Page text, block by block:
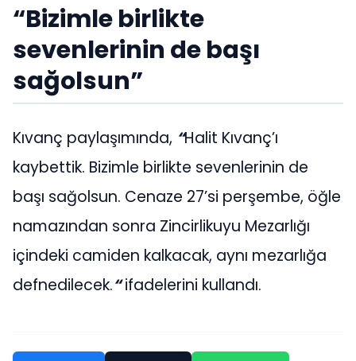
“Bizimle birlikte
sevenlerinin de başı
sağolsun”
Kıvanç paylaşımında, “Halit Kıvanç’ı
kaybettik. Bizimle birlikte sevenlerinin de
başı sağolsun. Cenaze 27’si perşembe, öğle
namazından sonra Zincirlikuyu Mezarlığı
içindeki camiden kalkacak, aynı mezarlığa
defnedilecek.“ifadelerini kullandı.